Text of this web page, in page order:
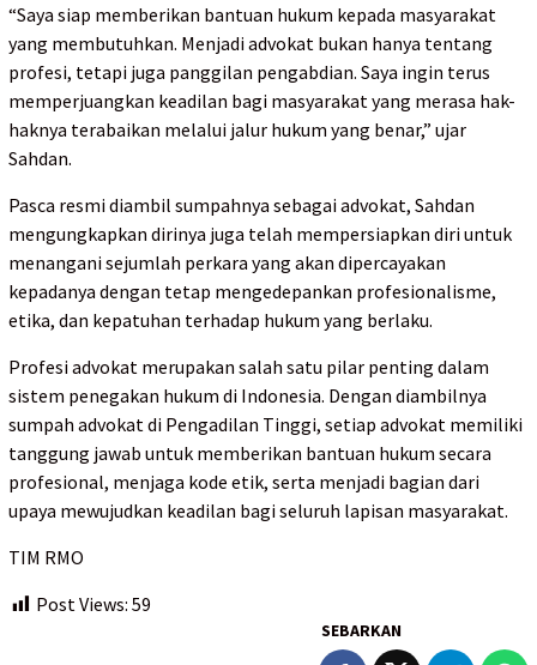
“Saya siap memberikan bantuan hukum kepada masyarakat
yang membutuhkan. Menjadi advokat bukan hanya tentang
profesi, tetapi juga panggilan pengabdian. Saya ingin terus
memperjuangkan keadilan bagi masyarakat yang merasa hak-
haknya terabaikan melalui jalur hukum yang benar,” ujar
Sahdan.
Pasca resmi diambil sumpahnya sebagai advokat, Sahdan
mengungkapkan dirinya juga telah mempersiapkan diri untuk
menangani sejumlah perkara yang akan dipercayakan
kepadanya dengan tetap mengedepankan profesionalisme,
etika, dan kepatuhan terhadap hukum yang berlaku.
Profesi advokat merupakan salah satu pilar penting dalam
sistem penegakan hukum di Indonesia. Dengan diambilnya
sumpah advokat di Pengadilan Tinggi, setiap advokat memiliki
tanggung jawab untuk memberikan bantuan hukum secara
profesional, menjaga kode etik, serta menjadi bagian dari
upaya mewujudkan keadilan bagi seluruh lapisan masyarakat.
TIM RMO
Post Views: 59
SEBARKAN